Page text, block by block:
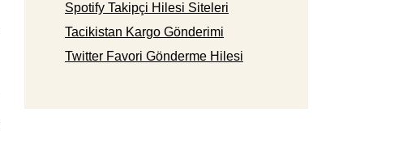
Spotify Takipçi Hilesi Siteleri
Tacikistan Kargo Gönderimi
Twitter Favori Gönderme Hilesi